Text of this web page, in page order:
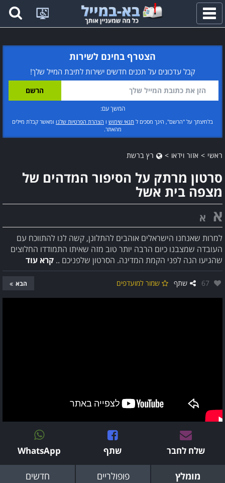
פתח
תפריט
הצטרף בחינם לשירות
קבל עדכונים על תכנים חדשים ישירות לתיבת המייל שלך!
המשך עם:
בלחיצתך על "הרשם", הינך מסכים ל תנאי שימוש ו הצהרת הפרטיות שלנו ומאשר קבלת מיילים
מהאתר.
ראשי > אזור וידאו > רץ ברשת
סרטון מרתק על הסיפור המדהים של
מצפה בית אשל
א א
למרות שאנחנו הישראלים אוהבים להתלונן, קשה לנו להתווכח עם
העובדה שמצבנו כיום הרבה יותר טוב מזה שאיתו התמודדו החלוצים
שהגיעו הנה לפני הקמת המדינה. הסרטון שלפניכם .. קרא עוד
אהבו:
67 שתף שמור למועדפים הבא
שלח לחבר שתף WhatsApp
מומלץ פופולריים חדשים